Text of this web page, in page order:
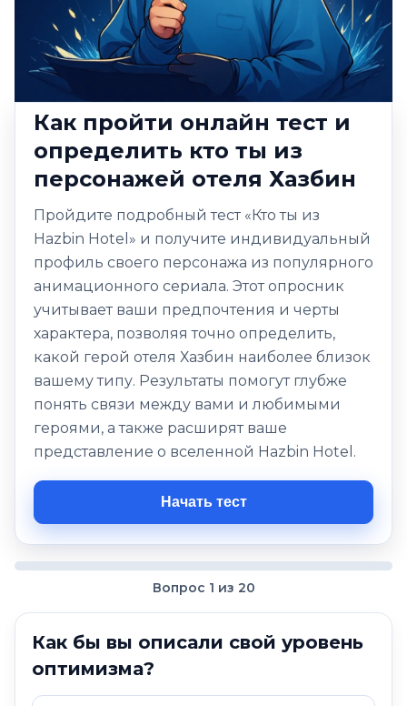
Как пройти онлайн тест и
определить кто ты из
персонажей отеля Хазбин
Пройдите подробный тест «Кто ты из
Hazbin Hotel» и получите индивидуальный
профиль своего персонажа из популярного
анимационного сериала. Этот опросник
учитывает ваши предпочтения и черты
характера, позволяя точно определить,
какой герой отеля Хазбин наиболее близок
вашему типу. Результаты помогут глубже
понять связи между вами и любимыми
героями, а также расширят ваше
представление о вселенной Hazbin Hotel.
Начать тест
Вопрос 1 из 20
Как бы вы описали свой уровень
оптимизма?